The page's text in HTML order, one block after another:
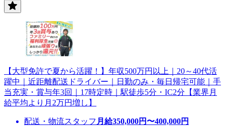
【大型免許で夏から活躍！】年収500万円以上｜20～40代活
躍中｜近距離配送ドライバー｜日勤のみ・毎日帰宅可能｜手
当充実・賞与年3回｜17時定時｜駅徒歩5分・IC2分【業界月
給平均より月2万円増し】
配送・物流スタッフ 月給350,000円〜400,000円